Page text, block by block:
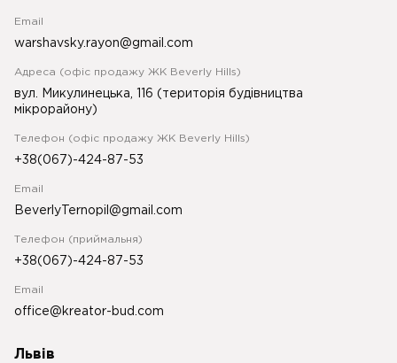
Email
warshavsky.rayon@gmail.com
Адреса (офіс продажу ЖК Beverly Hills)
вул. Микулинецька, 116 (територія будівництва
мікрорайону)
Телефон (офіс продажу ЖК Beverly Hills)
+38(067)-424-87-53
Email
BeverlyTernopil@gmail.com
Телефон (приймальня)
+38(067)-424-87-53
Email
office@kreator-bud.com
Львів